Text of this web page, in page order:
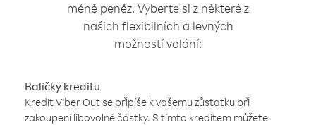
méně peněz. Vyberte si z některé z
našich flexibilních a levných
možností volání:
Balíčky kreditu
Kredit Viber Out se připíše k vašemu zůstatku při
zakoupení libovolné částky. S tímto kreditem můžete